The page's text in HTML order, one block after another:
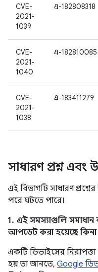
CVE-
2021-
1039
এ-182808318
CVE-
2021-
1040
এ-182810085
CVE-
2021-
1038
এ-183411279
সাধারণ প্রশ্ন এবং
এই বিভাগটি সাধারণ
পরে ঘটতে পারে।
1. এই সমস্যাগুলি
আপডেট করা হয়েছে কিনা
একটি ডিভাইসের
হয় তা জানতে, Google